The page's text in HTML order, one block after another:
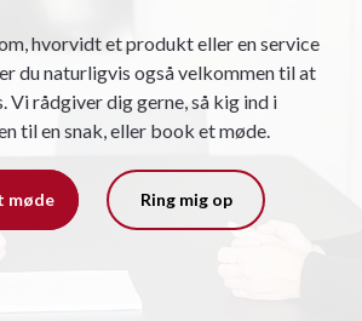
hvorvidt et produkt eller en service
du naturligvis også velkommen til at
Vi rådgiver dig gerne, så kig ind i
til en snak, eller book et møde.
møde Ring mig op